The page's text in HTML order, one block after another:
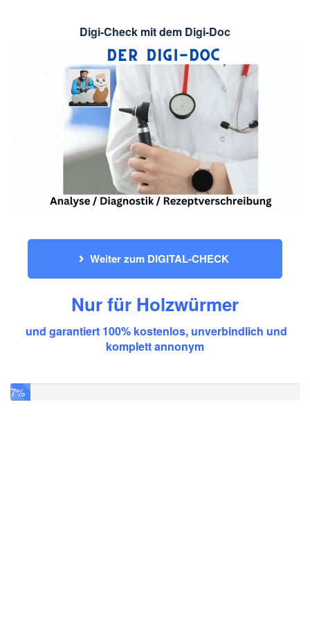
Digi-Check mit dem Digi-Doc
Weiter zum DIGITAL-CHECK
Nur für Holzwürmer
und garantiert 100% kostenlos, unverbindlich und
komplettannonym
7%